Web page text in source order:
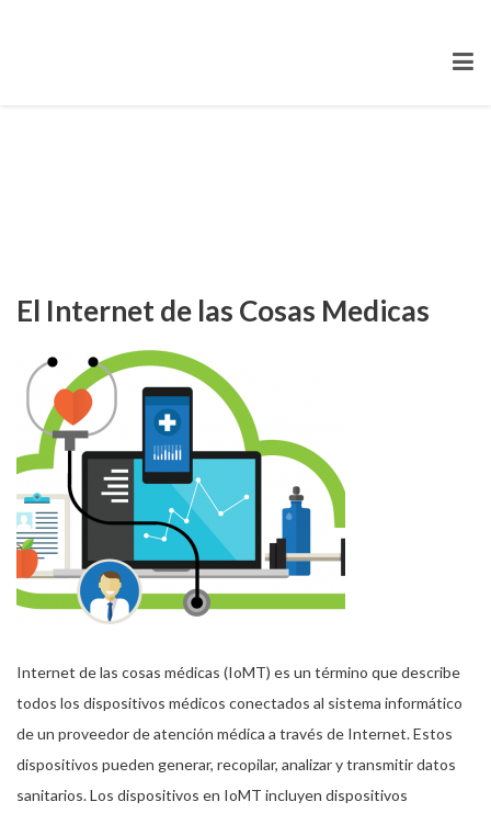
El Internet de las Cosas Medicas
Internet de las cosas médicas (IoMT) es un término que describe
todos los dispositivos médicos conectados al sistema informático
de un proveedor de atención médica a través de Internet. Estos
dispositivos pueden generar, recopilar, analizar y transmitir datos
sanitarios. Los dispositivos en IoMT incluyen dispositivos